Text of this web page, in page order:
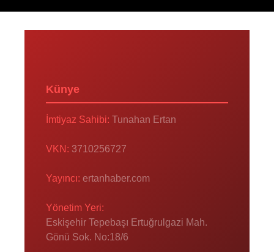
Künye
İmtiyaz Sahibi: Tunahan Ertan
VKN: 3710256727
Yayıncı: ertanhaber.com
Yönetim Yeri:
Eskişehir Tepebaşı Ertuğrulgazi Mah.
Gönü Sok. No:18/6